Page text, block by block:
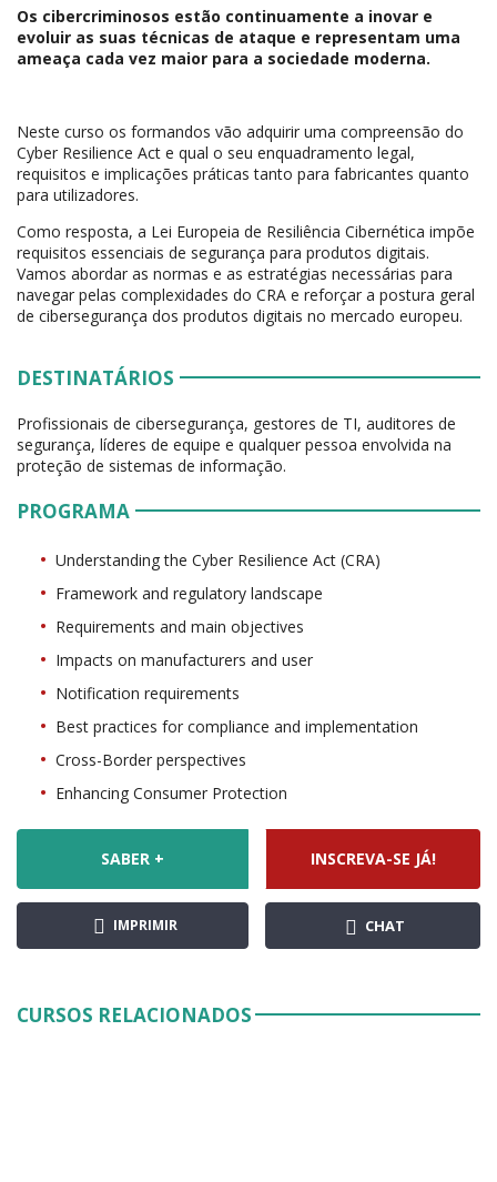
Os cibercriminosos estão continuamente a inovar e
evoluir as suas técnicas de ataque e representam uma
ameaça cada vez maior para a sociedade moderna.
Neste curso os formandos vão adquirir uma compreensão do
Cyber Resilience Act e qual o seu enquadramento legal,
requisitos e implicações práticas tanto para fabricantes quanto
para utilizadores.
Como resposta, a Lei Europeia de Resiliência Cibernética impõe
requisitos essenciais de segurança para produtos digitais.
Vamos abordar as normas e as estratégias necessárias para
navegar pelas complexidades do CRA e reforçar a postura geral
de cibersegurança dos produtos digitais no mercado europeu.
DESTINATÁRIOS
Profissionais de cibersegurança, gestores de TI, auditores de
segurança, líderes de equipe e qualquer pessoa envolvida na
proteção de sistemas de informação.
PROGRAMA
Understanding the Cyber Resilience Act (CRA)
Framework and regulatory landscape
Requirements and main objectives
Impacts on manufacturers and user
Notification requirements
Best practices for compliance and implementation
Cross-Border perspectives
Enhancing Consumer Protection
SABER + INSCREVA-SE JÁ!
IMPRIMIR CHAT
CURSOS RELACIONADOS